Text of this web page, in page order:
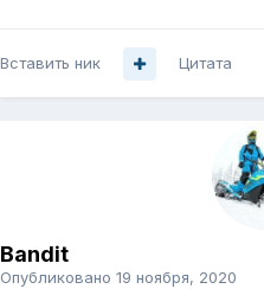
Вставить ник Цитата
Bandit
Опубликовано 19 ноября, 2020